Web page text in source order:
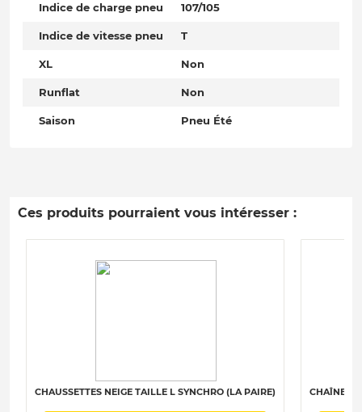
Indice de charge pneu 107/105
Indice de vitesse pneu T
XL Non
Runflat Non
Saison Pneu Été
Ces produits pourraient vous intéresser :
CHAUSSETTES NEIGE TAILLE L SYNCHRO (LA PAIRE) CHAÎNES